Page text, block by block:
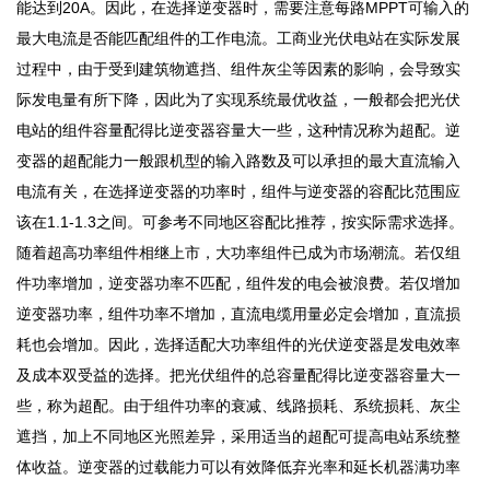
能达到20A。因此，在选择逆变器时，需要注意每路MPPT可输入的
最大电流是否能匹配组件的工作电流。工商业光伏电站在实际发展
过程中，由于受到建筑物遮挡、组件灰尘等因素的影响，会导致实
际发电量有所下降，因此为了实现系统最优收益，一般都会把光伏
电站的组件容量配得比逆变器容量大一些，这种情况称为超配。逆
变器的超配能力一般跟机型的输入路数及可以承担的最大直流输入
电流有关，在选择逆变器的功率时，组件与逆变器的容配比范围应
该在1.1-1.3之间。可参考不同地区容配比推荐，按实际需求选择。
随着超高功率组件相继上市，大功率组件已成为市场潮流。若仅组
件功率增加，逆变器功率不匹配，组件发的电会被浪费。若仅增加
逆变器功率，组件功率不增加，直流电缆用量必定会增加，直流损
耗也会增加。因此，选择适配大功率组件的光伏逆变器是发电效率
及成本双受益的选择。把光伏组件的总容量配得比逆变器容量大一
些，称为超配。由于组件功率的衰减、线路损耗、系统损耗、灰尘
遮挡，加上不同地区光照差异，采用适当的超配可提高电站系统整
体收益。逆变器的过载能力可以有效降低弃光率和延长机器满功率